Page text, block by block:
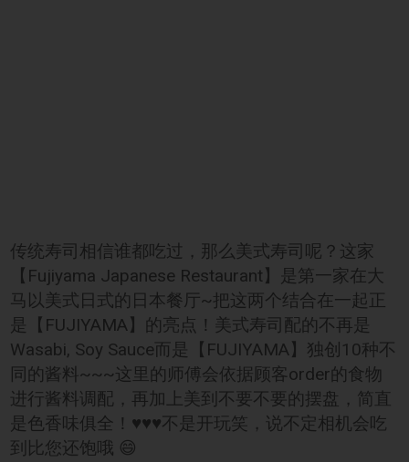
传统寿司相信谁都吃过，那么美式寿司呢？这家
【Fujiyama Japanese Restaurant】是第一家在大
马以美式日式的日本餐厅~把这两个结合在一起正
是【FUJIYAMA】的亮点！美式寿司配的不再是
Wasabi, Soy Sauce而是【FUJIYAMA】独创10种不
同的酱料~~~这里的师傅会依据顾客order的食物
进行酱料调配，再加上美到不要不要的摆盘，简直
是色香味俱全！♥️♥️♥️不是开玩笑，说不定相机会吃
到比您还饱哦 😄